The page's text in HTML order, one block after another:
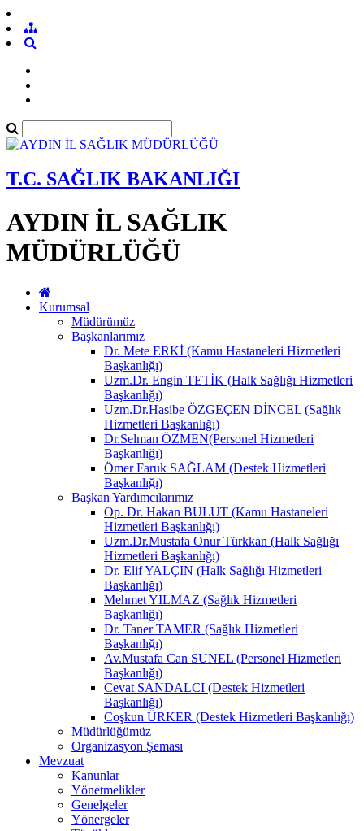
T.C. SAĞLIK BAKANLIĞI
AYDIN İL SAĞLIK
MÜDÜRLÜĞÜ
Kurumsal
Müdürümüz
Başkanlarımız
Dr. Mete ERKİ (Kamu Hastaneleri Hizmetleri
Başkanlığı)
Uzm.Dr. Engin TETİK (Halk Sağlığı Hizmetleri
Başkanlığı)
Uzm.Dr.Hasibe ÖZGEÇEN DİNCEL (Sağlık
Hizmetleri Başkanlığı)
Dr.Selman ÖZMEN(Personel Hizmetleri
Başkanlığı)
Ömer Faruk SAĞLAM (Destek Hizmetleri
Başkanlığı)
Başkan Yardımcılarımız
Op. Dr. Hakan BULUT (Kamu Hastaneleri
Hizmetleri Başkanlığı)
Uzm.Dr.Mustafa Onur Türkkan (Halk Sağlığı
Hizmetleri Başkanlığı)
Dr. Elif YALÇIN (Halk Sağlığı Hizmetleri
Başkanlığı)
Mehmet YILMAZ (Sağlık Hizmetleri
Başkanlığı)
Dr. Taner TAMER (Sağlık Hizmetleri
Başkanlığı)
Av.Mustafa Can SUNEL (Personel Hizmetleri
Başkanlığı)
Cevat SANDALCI (Destek Hizmetleri
Başkanlığı)
Coşkun ÜRKER (Destek Hizmetleri Başkanlığı)
Müdürlüğümüz
Organizasyon Şeması
Mevzuat
Kanunlar
Yönetmelikler
Genelgeler
Yönergeler